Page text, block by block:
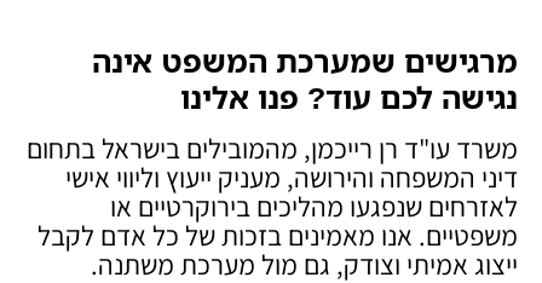
מרגישים שמערכת המשפט אינה
נגישה לכם עוד? פנו אלינו
משרד עו"ד רן רייכמן, מהמובילים בישראל בתחום
דיני המשפחה והירושה, מעניק ייעוץ וליווי אישי
לאזרחים שנפגעו מהליכים בירוקרטיים או
משפטיים. אנו מאמינים בזכות של כל אדם לקבל
ייצוג אמיתי וצודק, גם מול מערכת משתנה.